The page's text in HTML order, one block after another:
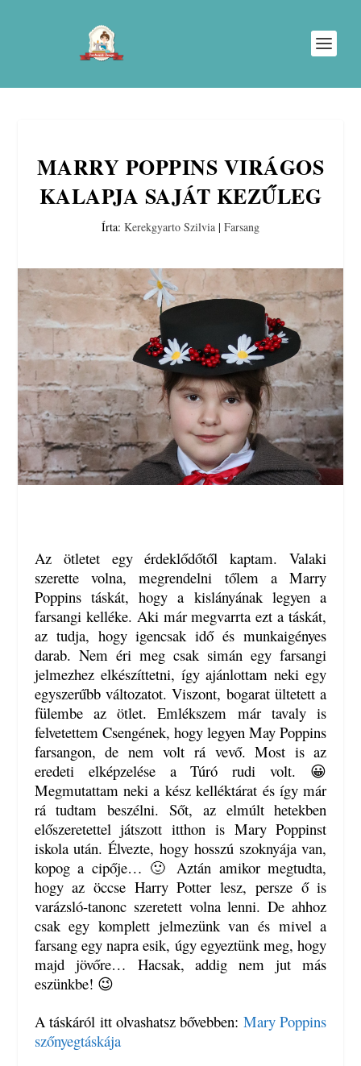
MARRY POPPINS VIRÁGOS
KALAPJA SAJÁT KEZŰLEG
Írta: Kerekgyarto Szilvia | Farsang
Az ötletet egy érdeklődőtől kaptam. Valaki
szerette volna, megrendelni tőlem a Marry
Poppins táskát, hogy a kislányának legyen a
farsangi kelléke. Aki már megvarrta ezt a táskát,
az tudja, hogy igencsak idő és munkaigényes
darab. Nem éri meg csak simán egy farsangi
jelmezhez elkészíttetni, így ajánlottam neki egy
egyszerűbb változatot. Viszont, bogarat ültetett a
fülembe az ötlet. Emlékszem már tavaly is
felvetettem Csengének, hogy legyen May Poppins
farsangon, de nem volt rá vevő. Most is az
eredeti elképzelése a Túró rudi volt. 😀
Megmutattam neki a kész kelléktárat és így már
rá tudtam beszélni. Sőt, az elmúlt hetekben
előszeretettel játszott itthon is Mary Poppinst
iskola után. Élvezte, hogy hosszú szoknyája van,
kopog a cipője… 🙂 Aztán amikor megtudta,
hogy az öccse Harry Potter lesz, persze ő is
varázsló-tanonc szeretett volna lenni. De ahhoz
csak egy komplett jelmezünk van és mivel a
farsang egy napra esik, úgy egyeztünk meg, hogy
majd jövőre… Hacsak, addig nem jut más
eszünkbe! 😉
A táskáról itt olvashatsz bővebben: Mary Poppins
szőnyegtáskája